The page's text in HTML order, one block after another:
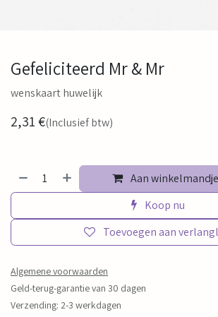
Gefeliciteerd Mr & Mr
wenskaart huwelijk
2,31€(Inclusief btw)
Aan
Koop nu
Toevoegen aan
Algemene voorwaarden
Geld-terug-garantie van 30 dagen
Verzending: 2-3 werkdagen